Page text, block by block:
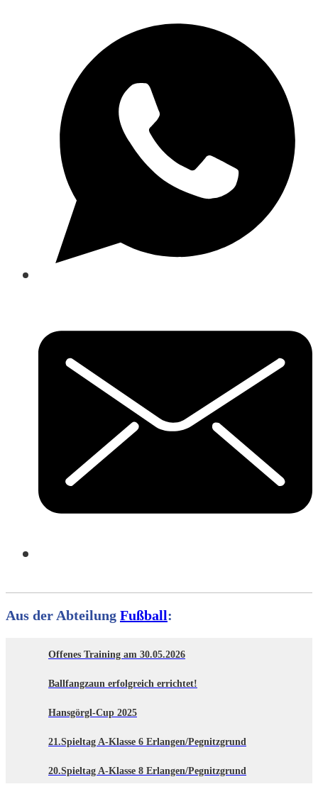
Aus der Abteilung Fußball:
Offenes Training am 30.05.2026
Ballfangzaun erfolgreich errichtet!
Hansgörgl-Cup 2025
21.Spieltag A-Klasse 6 Erlangen/Pegnitzgrund
20.Spieltag A-Klasse 8 Erlangen/Pegnitzgrund